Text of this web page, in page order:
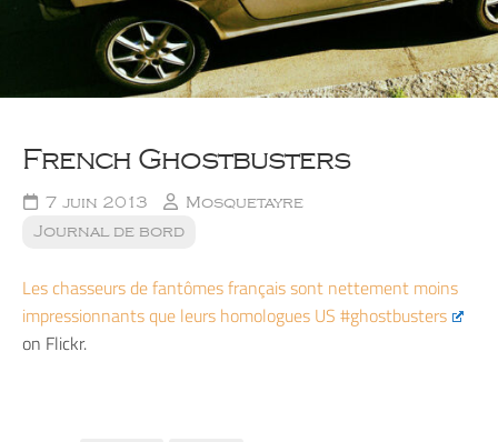
French Ghostbusters
7 juin 2013
Mosquetayre
Journal de bord
Les chasseurs de fantômes français sont nettement moins
impressionnants que leurs homologues US #ghostbusters
on Flickr.